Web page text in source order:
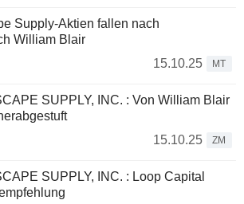
Supply-Aktien fallen nach
William Blair
15.10.25
MT
SUPPLY, INC. : Von William Blair
15.10.25
ZM
SUPPLY, INC. : Loop Capital